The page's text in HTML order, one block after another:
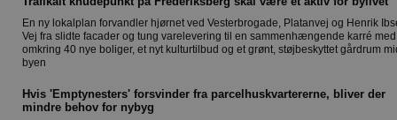
En ny lokalplan forvandler hjørnet ved Vesterbrogade, Platanvej og Henrik
Vej fra slidte facader og tung varelevering til en sammenhængende karré med
omkring 40 nye boliger, et nyt kulturtilbud og et grønt, støjbeskyttet gårdrum
byen
Hvis 'Emptynesters' forsvinder fra parcelhuskvartererne, bliver der
mindre behov for nybyg